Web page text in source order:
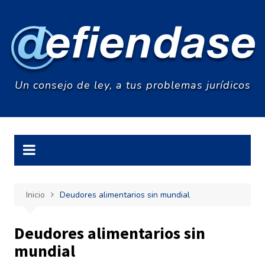
contenido
Un consejo de ley, a tus problemas jurídicos
Inicio Deudores alimentarios sin mundial
Deudores alimentarios sin
mundial